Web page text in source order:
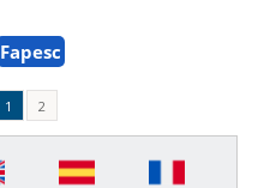
Fapesc
1 2